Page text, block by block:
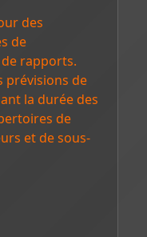
des
de
rapports.
prévisions de
la durée des
de
et de sous-